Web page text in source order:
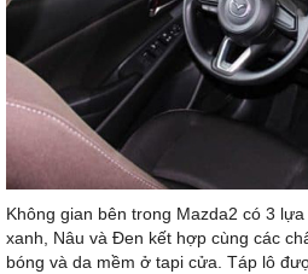
Không gian bên trong Mazda2 có 3
xanh, Nâu và Đen kết hợp cùng các
bóng và da mềm ở tapi cửa. Táp lô